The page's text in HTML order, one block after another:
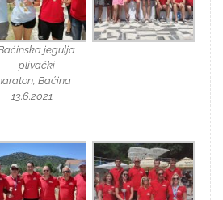
jegulja
– plivački
Baćina
13.6.2021.